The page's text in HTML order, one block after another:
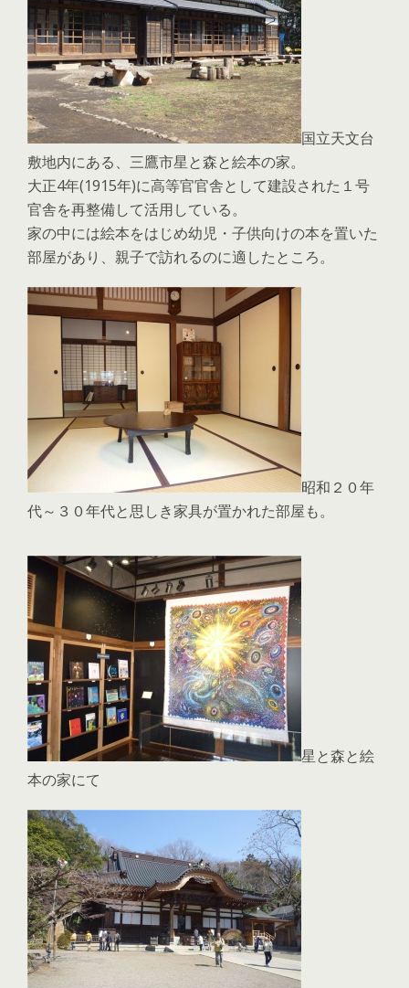
国立天文台
敷地内にある、三鷹市星と森と絵本の家。
大正4年(1915年)に高等官官舎として建設された１号
官舎を再整備して活用している。
家の中には絵本をはじめ幼児・子供向けの本を置いた
部屋があり、親子で訪れるのに適したところ。
昭和２０年
代～３０年代と思しき家具が置かれた部屋も。
星と森と絵
本の家にて